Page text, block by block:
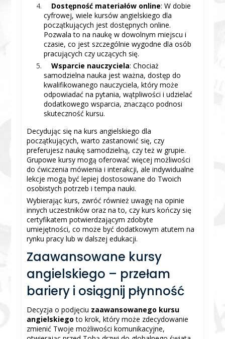
Dostępność materiałów online: W dobie
cyfrowej, wiele kursów angielskiego dla
początkujących jest dostępnych online.
Pozwala to na naukę w dowolnym miejscu i
czasie, co jest szczególnie wygodne dla osób
pracujących czy uczących się.
Wsparcie nauczyciela: Chociaż
samodzielna nauka jest ważna, dostęp do
kwalifikowanego nauczyciela, który może
odpowiadać na pytania, wątpliwości i udzielać
dodatkowego wsparcia, znacząco podnosi
skuteczność kursu.
Decydując się na kurs angielskiego dla
początkujących, warto zastanowić się, czy
preferujesz naukę samodzielną, czy też w grupie.
Grupowe kursy mogą oferować więcej możliwości
do ćwiczenia mówienia i interakcji, ale indywidualne
lekcje mogą być lepiej dostosowane do Twoich
osobistych potrzeb i tempa nauki.
Wybierając kurs, zwróć również uwagę na opinie
innych uczestników oraz na to, czy kurs kończy się
certyfikatem potwierdzającym zdobyte
umiejętności, co może być dodatkowym atutem na
rynku pracy lub w dalszej edukacji.
Zaawansowane kursy
angielskiego – przełam
bariery i osiągnij płynność
Decyzja o podjęciu zaawansowanego kursu
angielskiego to krok, który może zdecydowanie
zmienić Twoje możliwości komunikacyjne,